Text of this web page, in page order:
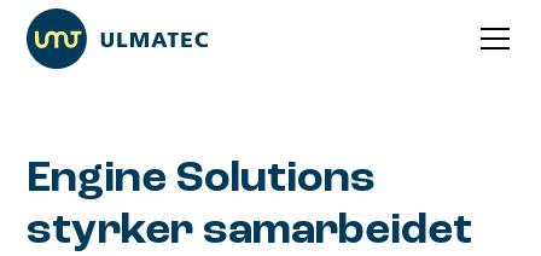
Engine Solutions
styrker samarbeidet